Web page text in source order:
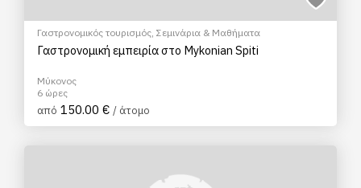
Γαστρονομικός τουρισμός, Σεμινάρια & Μαθήματα
Γαστρονομική εμπειρία στο Mykonian Spiti
Μύκονος
6 ώρες
από 150.00 € / άτομο